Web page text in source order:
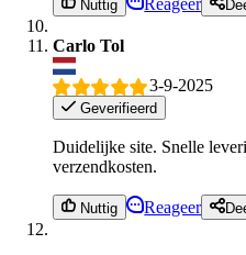
Nuttig
Carlo Tol
3-9-2025
Geverifieerd
Duidelijke site. Snelle
verzendkosten.
Nuttig Reageer